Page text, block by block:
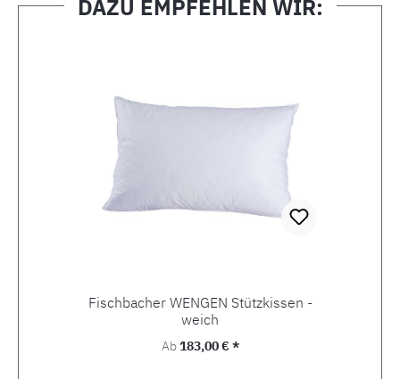
DAZU EMPFEHLEN WIR:
Fischbacher WENGEN Stützkissen -
weich
Regulärer Preis:
Ab183,00 € *